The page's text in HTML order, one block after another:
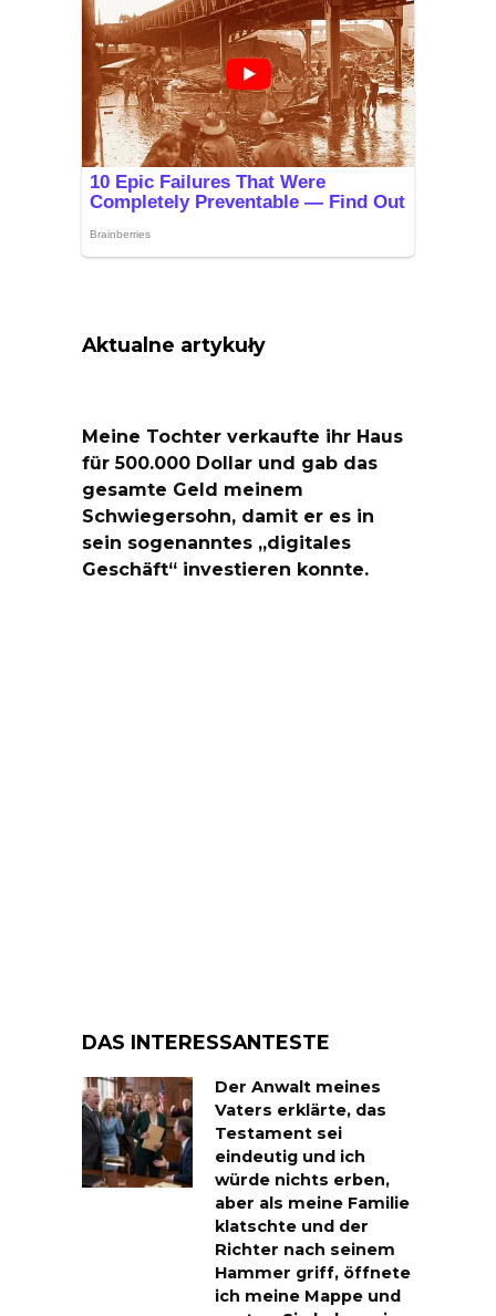
Aktualne artykuły
Meine Tochter verkaufte ihr Haus
für 500.000 Dollar und gab das
gesamte Geld meinem
Schwiegersohn, damit er es in
sein sogenanntes „digitales
Geschäft“ investieren konnte.
DAS INTERESSANTESTE
Der Anwalt meines
Vaters erklärte, das
Testament sei
eindeutig und ich
würde nichts erben,
aber als meine Familie
klatschte und der
Richter nach seinem
Hammer griff, öffnete
ich meine Mappe und